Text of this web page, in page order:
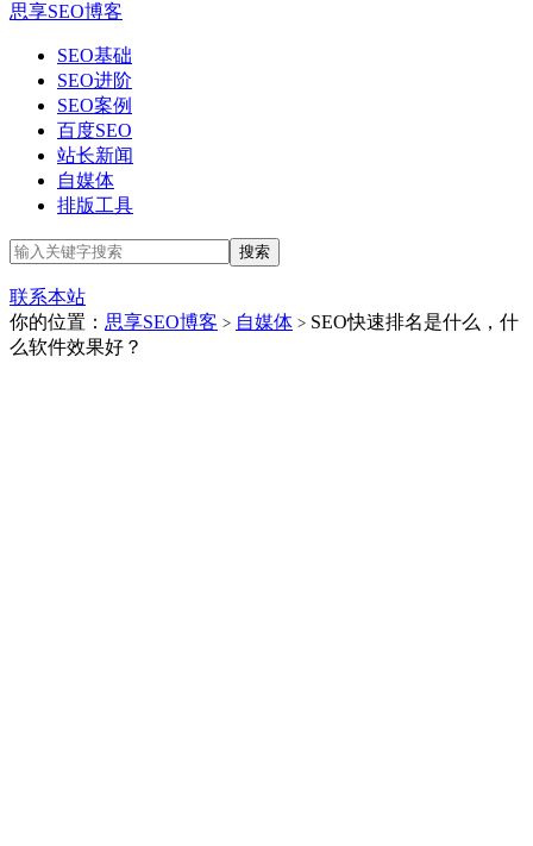
思享SEO博客
SEO基础
SEO进阶
SEO案例
百度SEO
站长新闻
自媒体
排版工具
联系本站
你的位置： 思享SEO博客 > 自媒体 > SEO快速排名是什么，什
么软件效果好？